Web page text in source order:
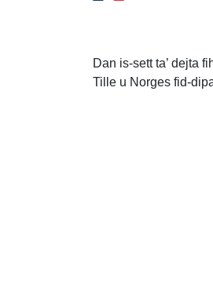
Dan is-sett ta’ dejta
Tille u Norges fid-